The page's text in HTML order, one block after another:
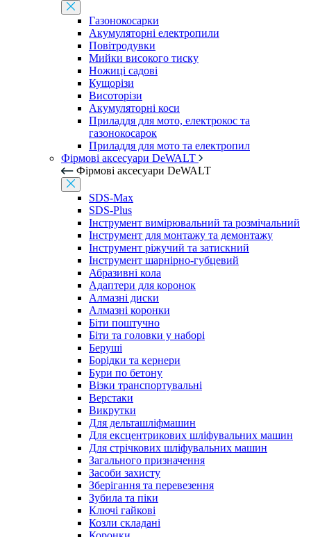
Газонокосарки
Акумуляторні електропили
Повітродувки
Мийки високого тиску
Ножиці садові
Кущорізи
Висоторізи
Акумуляторні коси
Приладдя для мото, електрокос та
газонокосарок
Приладдя для мото та електропил
Фірмові аксесуари DeWALT
Фірмові аксесуари DeWALT
SDS-Max
SDS-Plus
Інструмент вимірювальний та розмічальний
Інструмент для монтажу та демонтажу
Інструмент ріжучий та затискний
Інструмент шарнірно-губцевий
Абразивні кола
Адаптери для коронок
Алмазні диски
Алмазні коронки
Біти поштучно
Біти та головки у наборі
Беруші
Борідки та кернери
Бури по бетону
Візки транспортувальні
Верстаки
Викрутки
Для дельташліфмашин
Для ексцентрикових шліфувальних машин
Для стрічкових шліфувальних машин
Загального призначення
Засоби захисту
Зберігання та перевезення
Зубила та піки
Ключі гайкові
Козли складані